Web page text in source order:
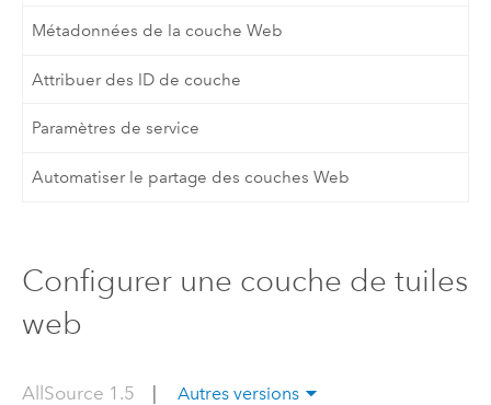
Métadonnées de la couche Web
Attribuer des ID de couche
Paramètres de service
Automatiser le partage des couches Web
Configurer une couche de tuiles
web
AllSource 1.5 | Autres versions